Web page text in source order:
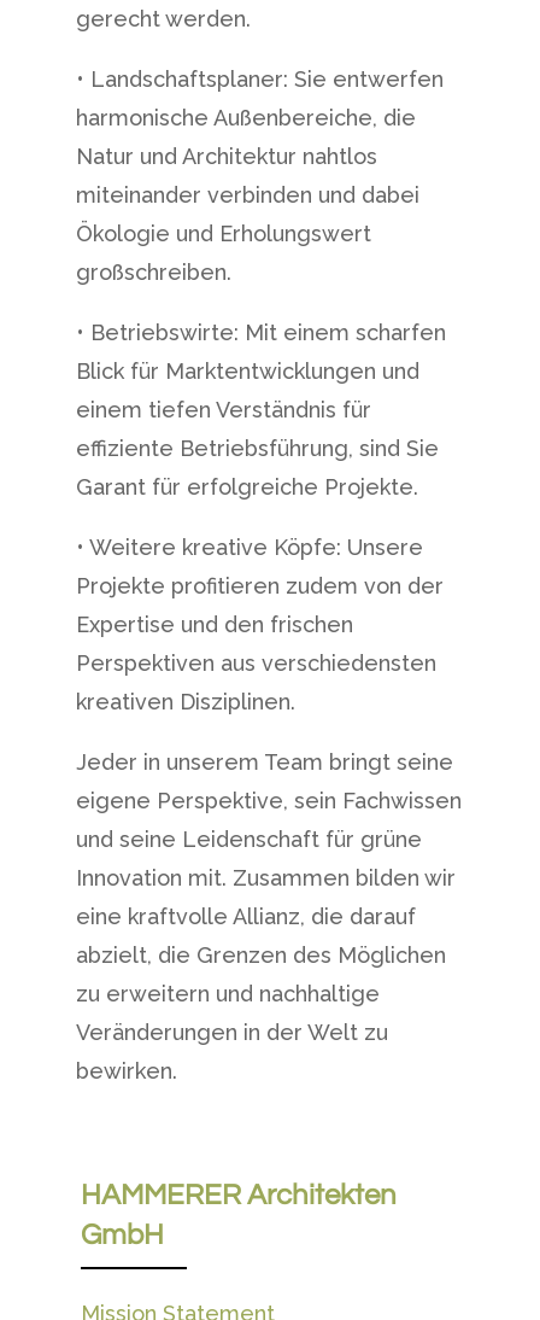
gerecht werden.
• Landschaftsplaner: Sie entwerfen
harmonische Außenbereiche, die
Natur und Architektur nahtlos
miteinander verbinden und dabei
Ökologie und Erholungswert
großschreiben.
• Betriebswirte: Mit einem scharfen
Blick für Marktentwicklungen und
einem tiefen Verständnis für
effiziente Betriebsführung, sind Sie
Garant für erfolgreiche Projekte.
• Weitere kreative Köpfe: Unsere
Projekte profitieren zudem von der
Expertise und den frischen
Perspektiven aus verschiedensten
kreativen Disziplinen.
Jeder in unserem Team bringt seine
eigene Perspektive, sein Fachwissen
und seine Leidenschaft für grüne
Innovation mit. Zusammen bilden wir
eine kraftvolle Allianz, die darauf
abzielt, die Grenzen des Möglichen
zu erweitern und nachhaltige
Veränderungen in der Welt zu
bewirken.
HAMMERER Architekten
GmbH
Mission Statement